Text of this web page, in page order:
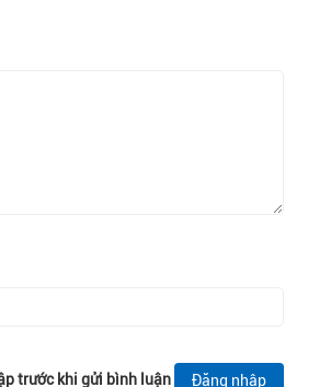
trước khi gửi bình luận Đăng nhập